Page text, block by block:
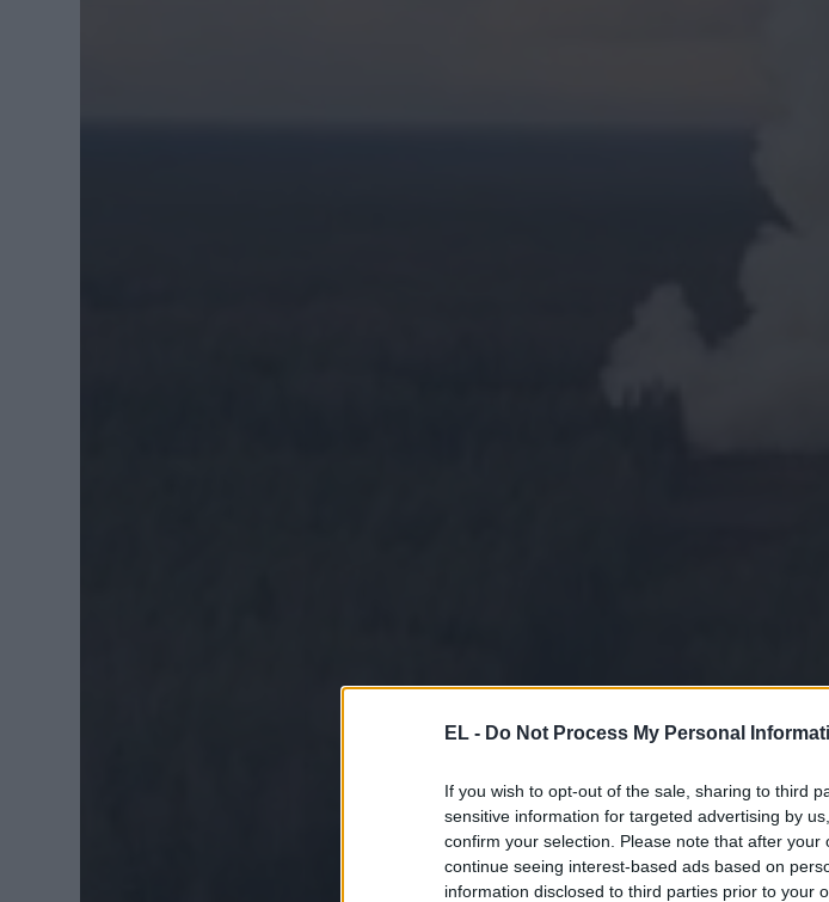
EL - Do Not Process My Personal
If you wish to opt-out of the sale, sharing to third
sensitive information for targeted advertising by
confirm your selection. Please note that after
continue seeing interest-based ads based on
information disclosed to third parties prior to your